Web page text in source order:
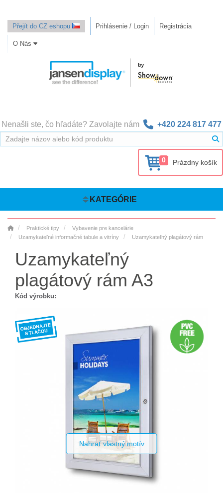
Přejít do CZ eshopu Prihlásenie / Login Registrácia
O Nás
Nenašli ste, čo hľadáte? Zavolajte nám +420 224 817 477
0 Prázdny košík
KATEGÓRIE
Praktické tipy
Vybavenie pre kancelárie
Uzamykateľné informačné tabule a vitríny
Uzamykateľný plagátový rám
Uzamykateľný
plagátový rám A3
Kód výrobku:
Nahrať vlastný motív